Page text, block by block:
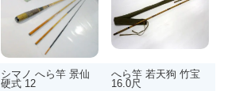
シマノ へら竿 景仙
硬式 12
へら竿 若天狗 竹宝
16.0尺